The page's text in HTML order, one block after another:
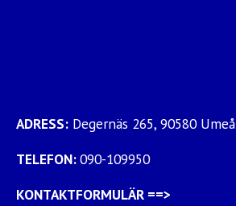
ADRESS: Degernäs 265, 90580 Umeå
TELEFON:090-109950
KONTAKTFORMULÄR ==>